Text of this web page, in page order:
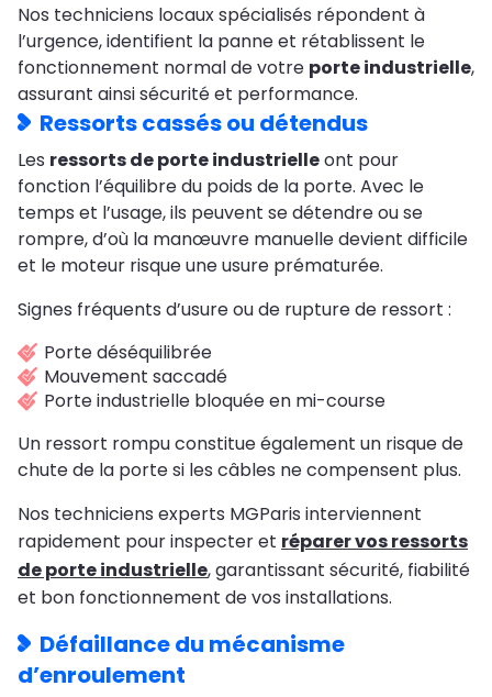
Nos techniciens locaux spécialisés répondent à
l’urgence, identifient la panne et rétablissent le
fonctionnement normal de votre porte industrielle,
assurant ainsi sécurité et performance.
Ressorts cassés ou détendus
Les ressorts de porte industrielleont pour
fonction l’équilibre du poids de la porte. Avec le
temps et l’usage, ils peuvent se détendre ou se
rompre, d’où la manœuvre manuelle devient difficile
et le moteur risque une usure prématurée.
Signes fréquents d’usure ou de rupture de ressort :
Porte déséquilibrée
Mouvement saccadé
Porte industrielle bloquée en mi-course
Un ressort rompu constitue également un risque de
chute de la porte si les câbles ne compensent plus.
Nos techniciens experts MGParis interviennent
rapidement pour inspecter et réparer vos ressorts
de porte industrielle, garantissant sécurité, fiabilité
et bon fonctionnement de vos installations.
Défaillance du mécanisme
d’enroulement